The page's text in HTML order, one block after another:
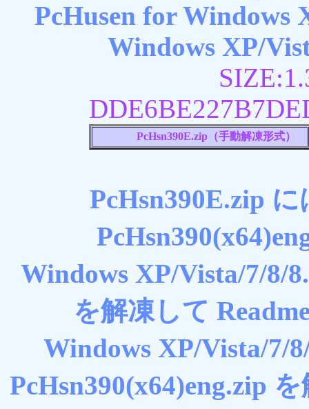
PcHusen for Windows
Windows XP/
PcHsn390E.zip（手動解凍形式）
PcHsn390E.zip
Windows XP/Vista/7/8/
を解凍して
Windows XP/Vista/7/
PcHsn390(x64)eng.zip